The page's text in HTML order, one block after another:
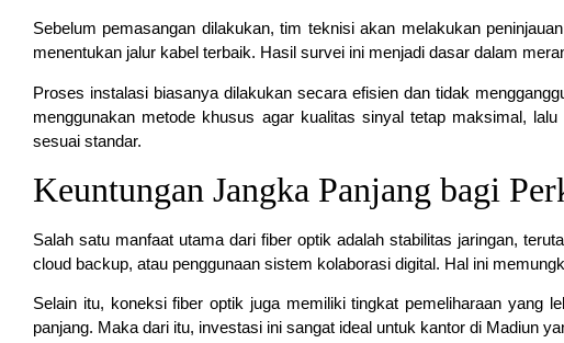
Sebelum pemasangan dilakukan, tim teknisi akan melakukan
menentukan jalur kabel terbaik. Hasil survei ini menjadi dasar dalam
Proses instalasi biasanya dilakukan secara efisien dan tidak
menggunakan metode khusus agar kualitas sinyal tetap maksimal,
sesuai standar.
Keuntungan Jangka Panjang bagi
Salah satu manfaat utama dari fiber optik adalah stabilitas jaringan,
cloud backup, atau penggunaan sistem kolaborasi digital. Hal ini
Selain itu, koneksi fiber optik juga memiliki tingkat pemeliharaan yang
panjang. Maka dari itu, investasi ini sangat ideal untuk kantor di Madiun